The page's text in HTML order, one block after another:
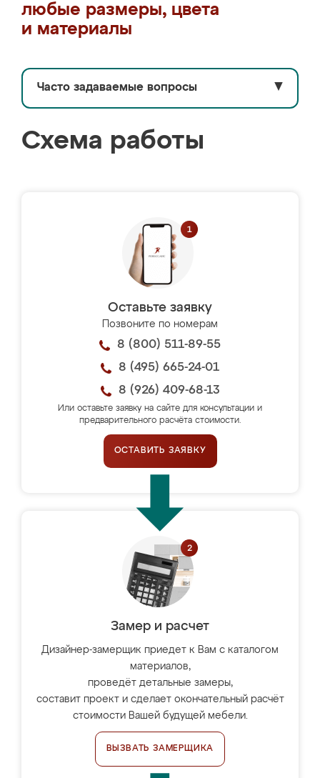
любые размеры, цвета
и материалы
Часто задаваемые вопросы ▼
Схема работы
Оставьте заявку
Позвоните по номерам
8 (800) 511-89-55
8 (495) 665-24-01
8 (926) 409-68-13
Или оставьте заявку на сайте для консультации и
предварительного расчёта стоимости.
ОСТАВИТЬ ЗАЯВКУ
Замер и расчет
Дизайнер-замерщик приедет к Вам с каталогом
материалов,
проведёт детальные замеры,
составит проект и сделает окончательный расчёт
стоимости Вашей будущей мебели.
ВЫЗВАТЬ ЗАМЕРЩИКА